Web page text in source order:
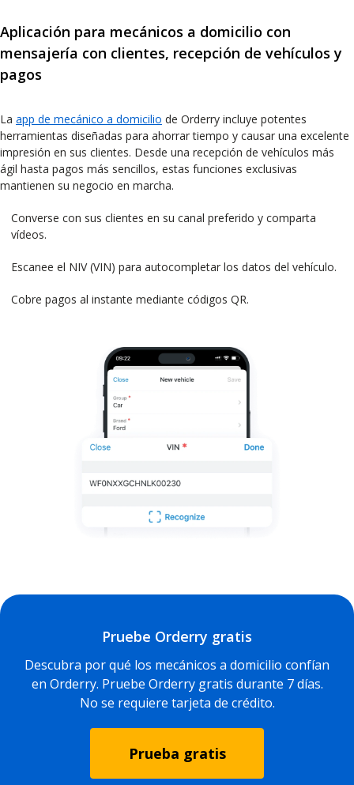
Aplicación para mecánicos a domicilio con
mensajería con clientes, recepción de vehículos y
pagos
La app de mecánico a domicilio de Orderry incluye potentes
herramientas diseñadas para ahorrar tiempo y causar una excelente
impresión en sus clientes. Desde una recepción de vehículos más
ágil hasta pagos más sencillos, estas funciones exclusivas
mantienen su negocio en marcha.
Converse con sus clientes en su canal preferido y comparta
vídeos.
Escanee el NIV (VIN) para autocompletar los datos del vehículo.
Cobre pagos al instante mediante códigos QR.
Pruebe Orderry gratis
Descubra por qué los mecánicos a domicilio confían
en Orderry. Pruebe Orderry gratis durante 7 días.
No se requiere tarjeta de crédito.
Prueba gratis